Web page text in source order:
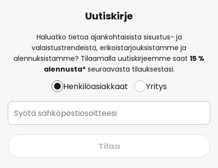
Uutiskirje
Haluatko tietoa ajankohtaisista sisustus- ja
valaistustrendeistä, erikoistarjouksistamme ja
alennuksistamme? Tilaamalla uutiskirjeemme saat 15 %
alennusta*seuraavasta tilauksestasi.
Henkilöasiakkaat Yritys
Tilaa